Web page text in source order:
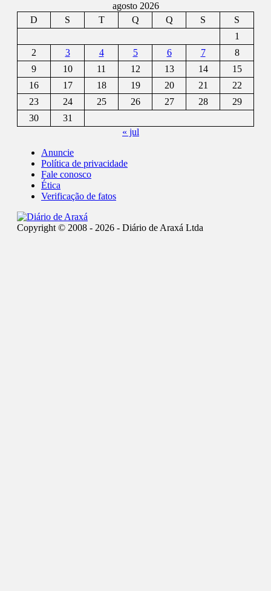
agosto 2026
D
S T Q Q S
S
1
2
3 4 5 6 7
8
9
10 11 12 13 14
15
16
17 18 19 20 21
22
23
24 25 26 27 28
29
30
31
« jul
Anuncie
Política de privacidade
Fale conosco
Ética
Verificação de fatos
Copyright © 2008 - 2026 - Diário de Araxá Ltda